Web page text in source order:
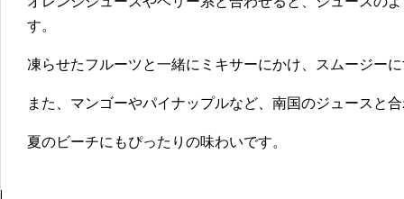
す。
凍らせたフルーツと一緒にミキサーにかけ、スムージー
また、マンゴーやパイナップルなど、南国のジュースと
夏のビーチにもぴったりの味わいです。